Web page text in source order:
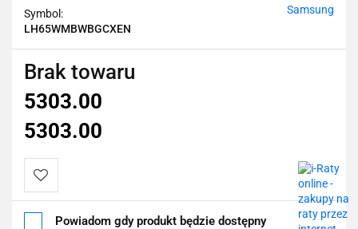
Symbol:
LH65WMBWBGCXEN
Samsung
Brak towaru
5303.00
5303.00
Do
Powiadom gdy produkt będzie dostępny